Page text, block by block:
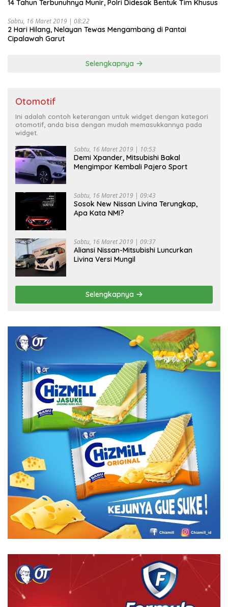
14 Tahun Terbunuhnya Munir, Polri Didesak Bentuk Tim Khusus
Sabtu, 16 Maret 2019 | 08:22
2 Hari Hilang, Nelayan Tewas Mengambang di Pantai
Cipalawah Garut
Selengkapnya
Otomotif
Ini adalah contoh keterangan untuk widget dengan kategori
otomotif, anda bisa dengan mudah memasukkannya pada
widget.
Sabtu, 16 Maret 2019 | 10:53
Demi Xpander, Mitsubishi Bakal
Mengimpor Kembali Pajero Sport
Sabtu, 16 Maret 2019 | 09:43
Sosok New Nissan Livina Terungkap,
Apa Kata NMI?
Sabtu, 16 Maret 2019 | 09:37
Aliansi Nissan-Mitsubishi Luncurkan
Livina Versi Mungil
Selengkapnya